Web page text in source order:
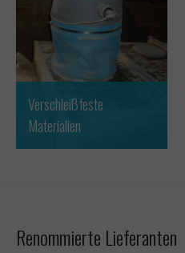
Verschleißfeste
Materialien
Renommierte Lieferanten